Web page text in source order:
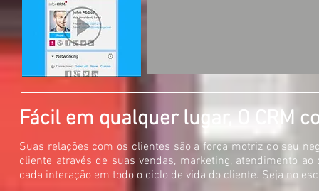
Fácil em qualquer lugar, O CRM
Suas relações com os clientes são a força motriz do seu
cliente através de suas vendas, marketing, atendimento
cada interação em todo o ciclo de vida do cliente. Seja no